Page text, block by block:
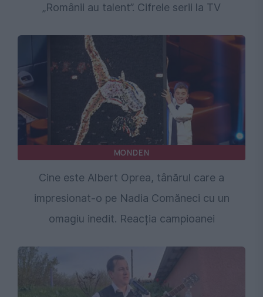
„Românii au talent”. Cifrele serii la TV
MONDEN
Cine este Albert Oprea, tânărul care a
impresionat-o pe Nadia Comăneci cu un
omagiu inedit. Reacția campioanei